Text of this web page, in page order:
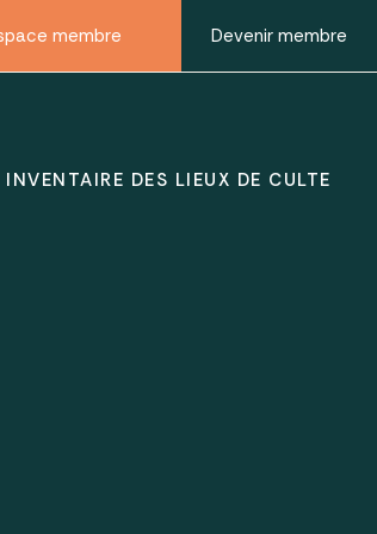
membre Devenir membre
INVENTAIRE DES LIEUX DE CULTE